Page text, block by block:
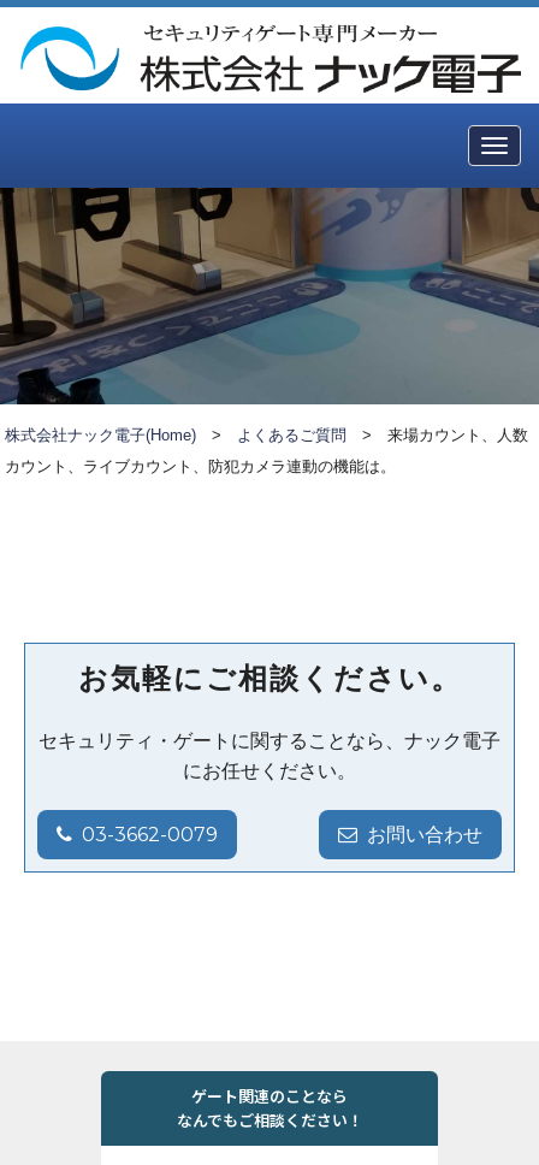
株式会社ナック電子(Home) > よくあるご質問 >来場カウント、人数
カウント、ライブカウント、防犯カメラ連動の機能は。
お気軽にご相談ください。
セキュリティ・ゲートに関することなら、ナック電子
にお任せください。
03-3662-0079 お問い合わせ
ゲート関連のことなら
なんでもご相談ください！